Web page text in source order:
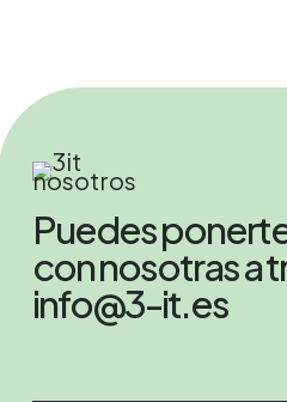
Puedes
con nosotras a
info@3-it.es